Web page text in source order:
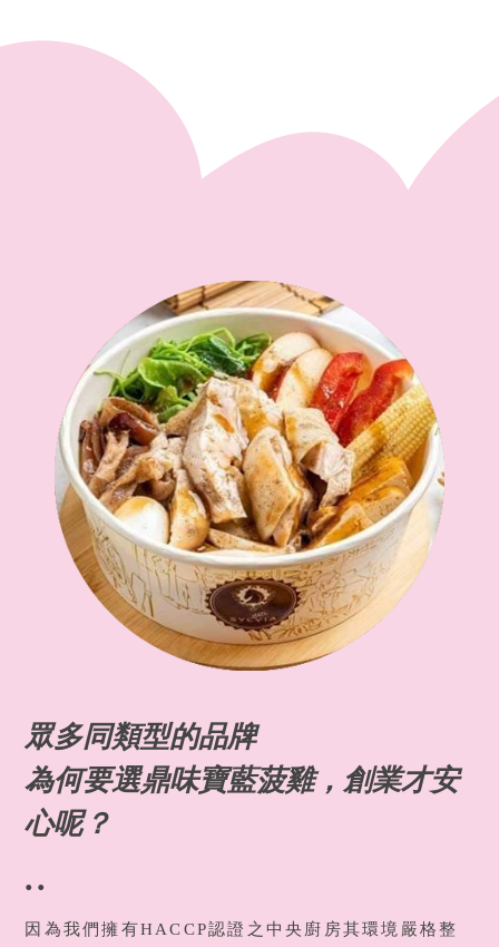
眾多同類型的品牌
為何要選鼎味寶藍菠雞，創業才安
心呢？
..
因為我們擁有HACCP認證之中央廚房其環境嚴格整